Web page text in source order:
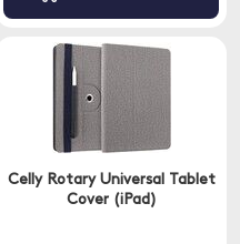
Celly Rotary Universal Tablet
Cover (iPad)